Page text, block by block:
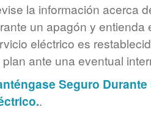
la información acerca
un apagón y entienda
eléctrico es
plan ante una eventual
Seguro
.